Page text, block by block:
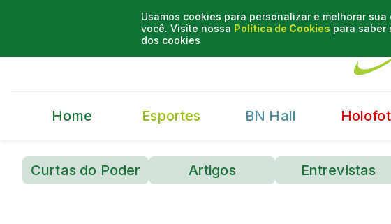
Usamos cookies para personalizar e melhorar
você. Visite nossa Política de Cookies para saber
dos cookies
Home Esportes BN Hall
Curtas do Poder Artigos Entrevistas